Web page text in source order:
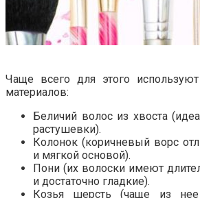
Чаще всего для этого
материалов:
Беличий волос из хвоста
растушевки).
Колонок (коричневый ворс
и мягкой основой).
Пони (их волоски имеют
и достаточно гладкие).
Козья шерсть (чаще из